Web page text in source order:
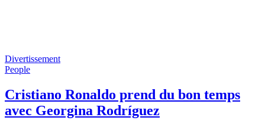
Divertissement
People
Cristiano Ronaldo prend du bon temps
avec Georgina Rodríguez